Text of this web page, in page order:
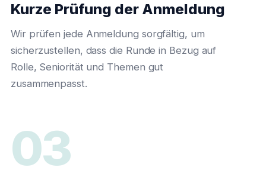
Kurze Prüfung der Anmeldung
Wir prüfen jede Anmeldung sorgfältig, um
sicherzustellen, dass die Runde in Bezug auf
Rolle, Seniorität und Themen gut
zusammenpasst.
03